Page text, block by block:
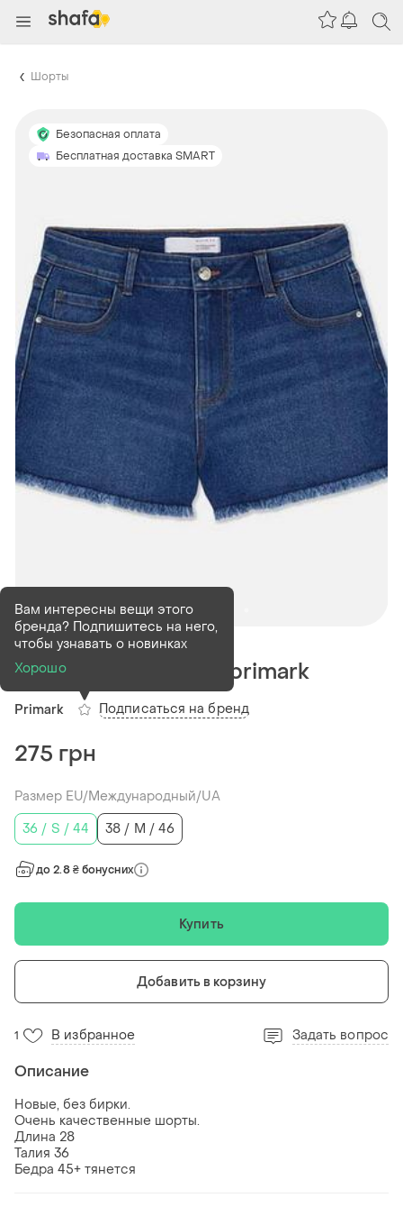
Шорты
Безопасная оплата
Бесплатная доставка SMART
В наличии 1 шт
Джинсовые шорты primark
Primark
Вам интересны вещи этого
бренда? Подпишитесь на него,
чтобы узнавать о новинках
Хорошо
Подписаться на бренд
275 грн
Размер EU/Международный/UA
36 / S / 44
38 / M / 46
до 2.8 ₴ бонусних
Купить
Добавить в корзину
1 В избранное Задать вопрос
Описание
Новые, без бирки.
Очень качественные шорты.
Длина 28
Талия 36
Бедра 45+ тянется